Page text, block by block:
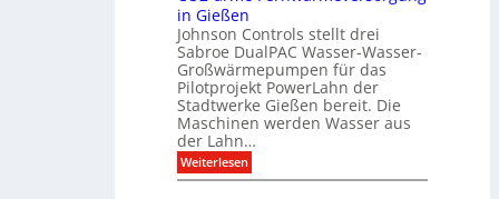
a
s
t
r
u
k
t
u
r
t
i
o
n
zu
n
d
P
r
o
j
e
t
k
o
i
s
c
h
e
L
e
u
c
h
t
in Gießen
Johnson Controls stellt drei
Sabroe DualPAC Wasser-Wasser-
Großwärmepumpen für das
Pilotprojekt PowerLahn der
Stadtwerke Gießen bereit. Die
Maschinen werden Wasser aus
der Lahn…
Weiterlesen:
C